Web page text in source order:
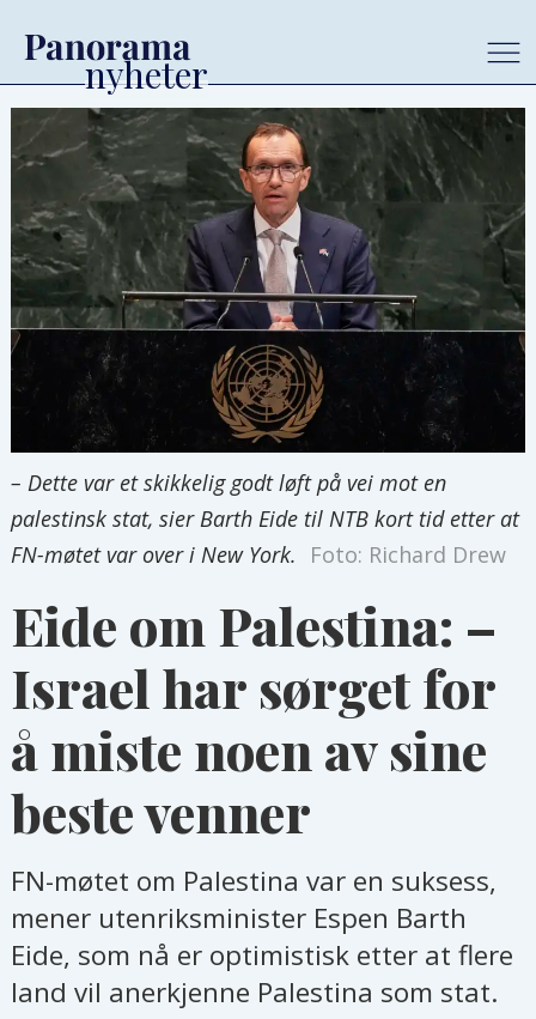
– Dette var et skikkelig godt løft på vei mot en
palestinsk stat, sier Barth Eide til NTB kort tid etter at
FN-møtet var over i New York.
Foto: Richard Drew
Eide om Palestina: –
Israel har sørget for
å miste noen av sine
beste venner
FN-møtet om Palestina var en suksess,
mener utenriksminister Espen Barth
Eide, som nå er optimistisk etter at flere
land vil anerkjenne Palestina som stat.